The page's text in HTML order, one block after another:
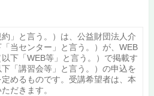
」と言う。）は、公益財団法人介
当センター」と言う。）が、WEB
下「WEB等」と言う。）で掲載す
「講習会等」と言う。）の申込を
めるものです。受講希望者は、本
だきます。